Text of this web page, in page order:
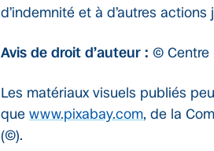
d’indemnité et à d’autres actions
Avis de droit d’auteur : © Centre
Les matériaux visuels publiés
que www.pixabay.com, de la
(©).